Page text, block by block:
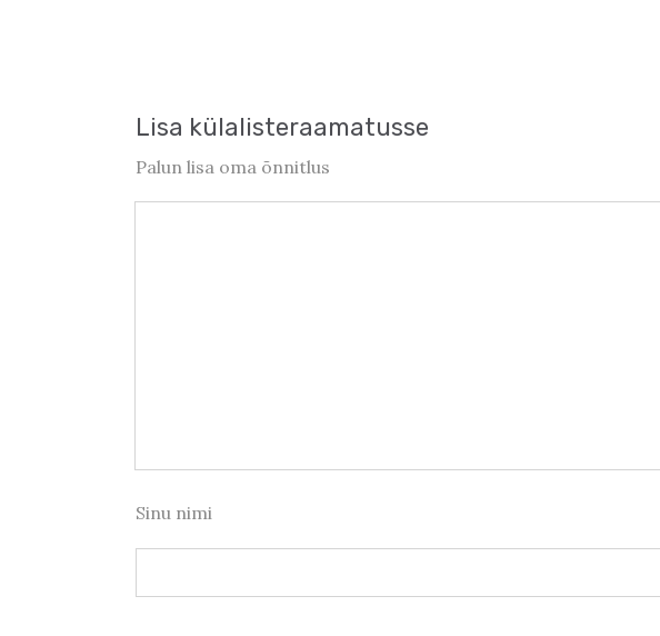
Lisa külalisteraamatusse
Palun lisa oma õnnitlus
Sinu nimi